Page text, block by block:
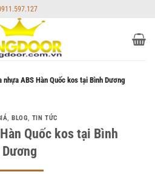
nhựa ABS Hàn Quốc kos tại Bình Dương
,BLOG, TIN TỨC
Quốc kos tại Bình
Dương